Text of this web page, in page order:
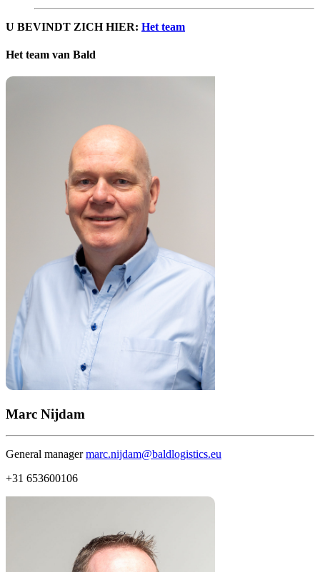
U BEVINDT ZICH HIER: Het team
Het team van Bald
Marc Nijdam
General managermarc.nijdam@baldlogistics.eu
+31 653600106